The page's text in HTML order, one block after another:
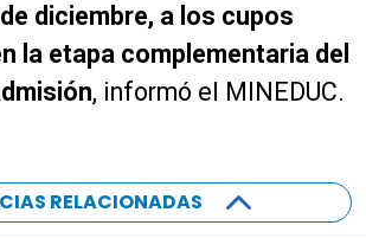
diciembre, a los cupos
la etapa complementaria del
, informó el MINEDUC.
RELACIONADAS